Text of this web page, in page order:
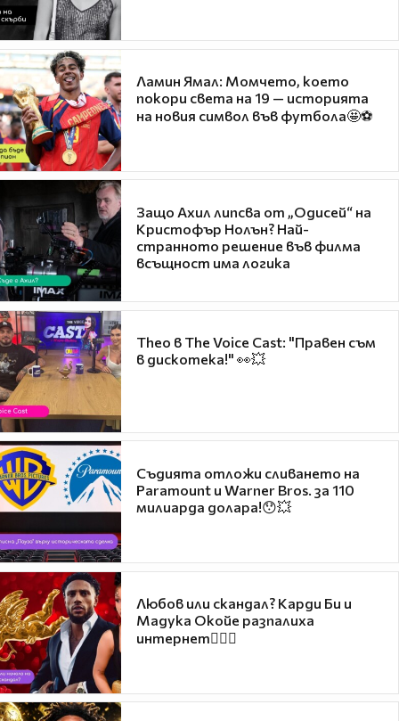
Ламин Ямал: Момчето, което
покори света на 19 — историята
на новия символ във футбола🤩⚽
Защо Ахил липсва от „Одисей“ на
Кристофър Нолън? Най-
странното решение във филма
всъщност има логика
Theo в The Voice Cast: "Правен съм
в дискотека!" 👀💥
Съдията отложи сливането на
Paramount и Warner Bros. за 110
милиарда долара!😯💥
Любов или скандал? Карди Би и
Мадука Окойе разпалиха
интернет❤️‍🔥🔥